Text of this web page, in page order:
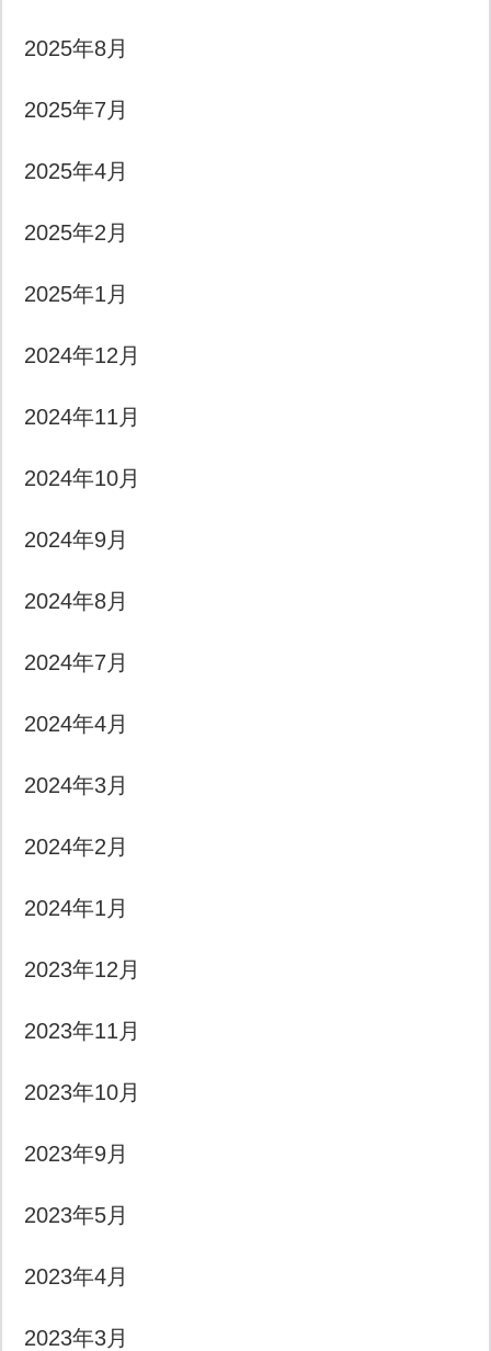
2025年8月
2025年7月
2025年4月
2025年2月
2025年1月
2024年12月
2024年11月
2024年10月
2024年9月
2024年8月
2024年7月
2024年4月
2024年3月
2024年2月
2024年1月
2023年12月
2023年11月
2023年10月
2023年9月
2023年5月
2023年4月
2023年3月